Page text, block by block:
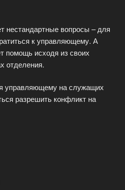
нестандартные вопросы – для
к управляющему. А
помощь исходя из своих
отделения.
управляющему на служащих
разрешить конфликт на